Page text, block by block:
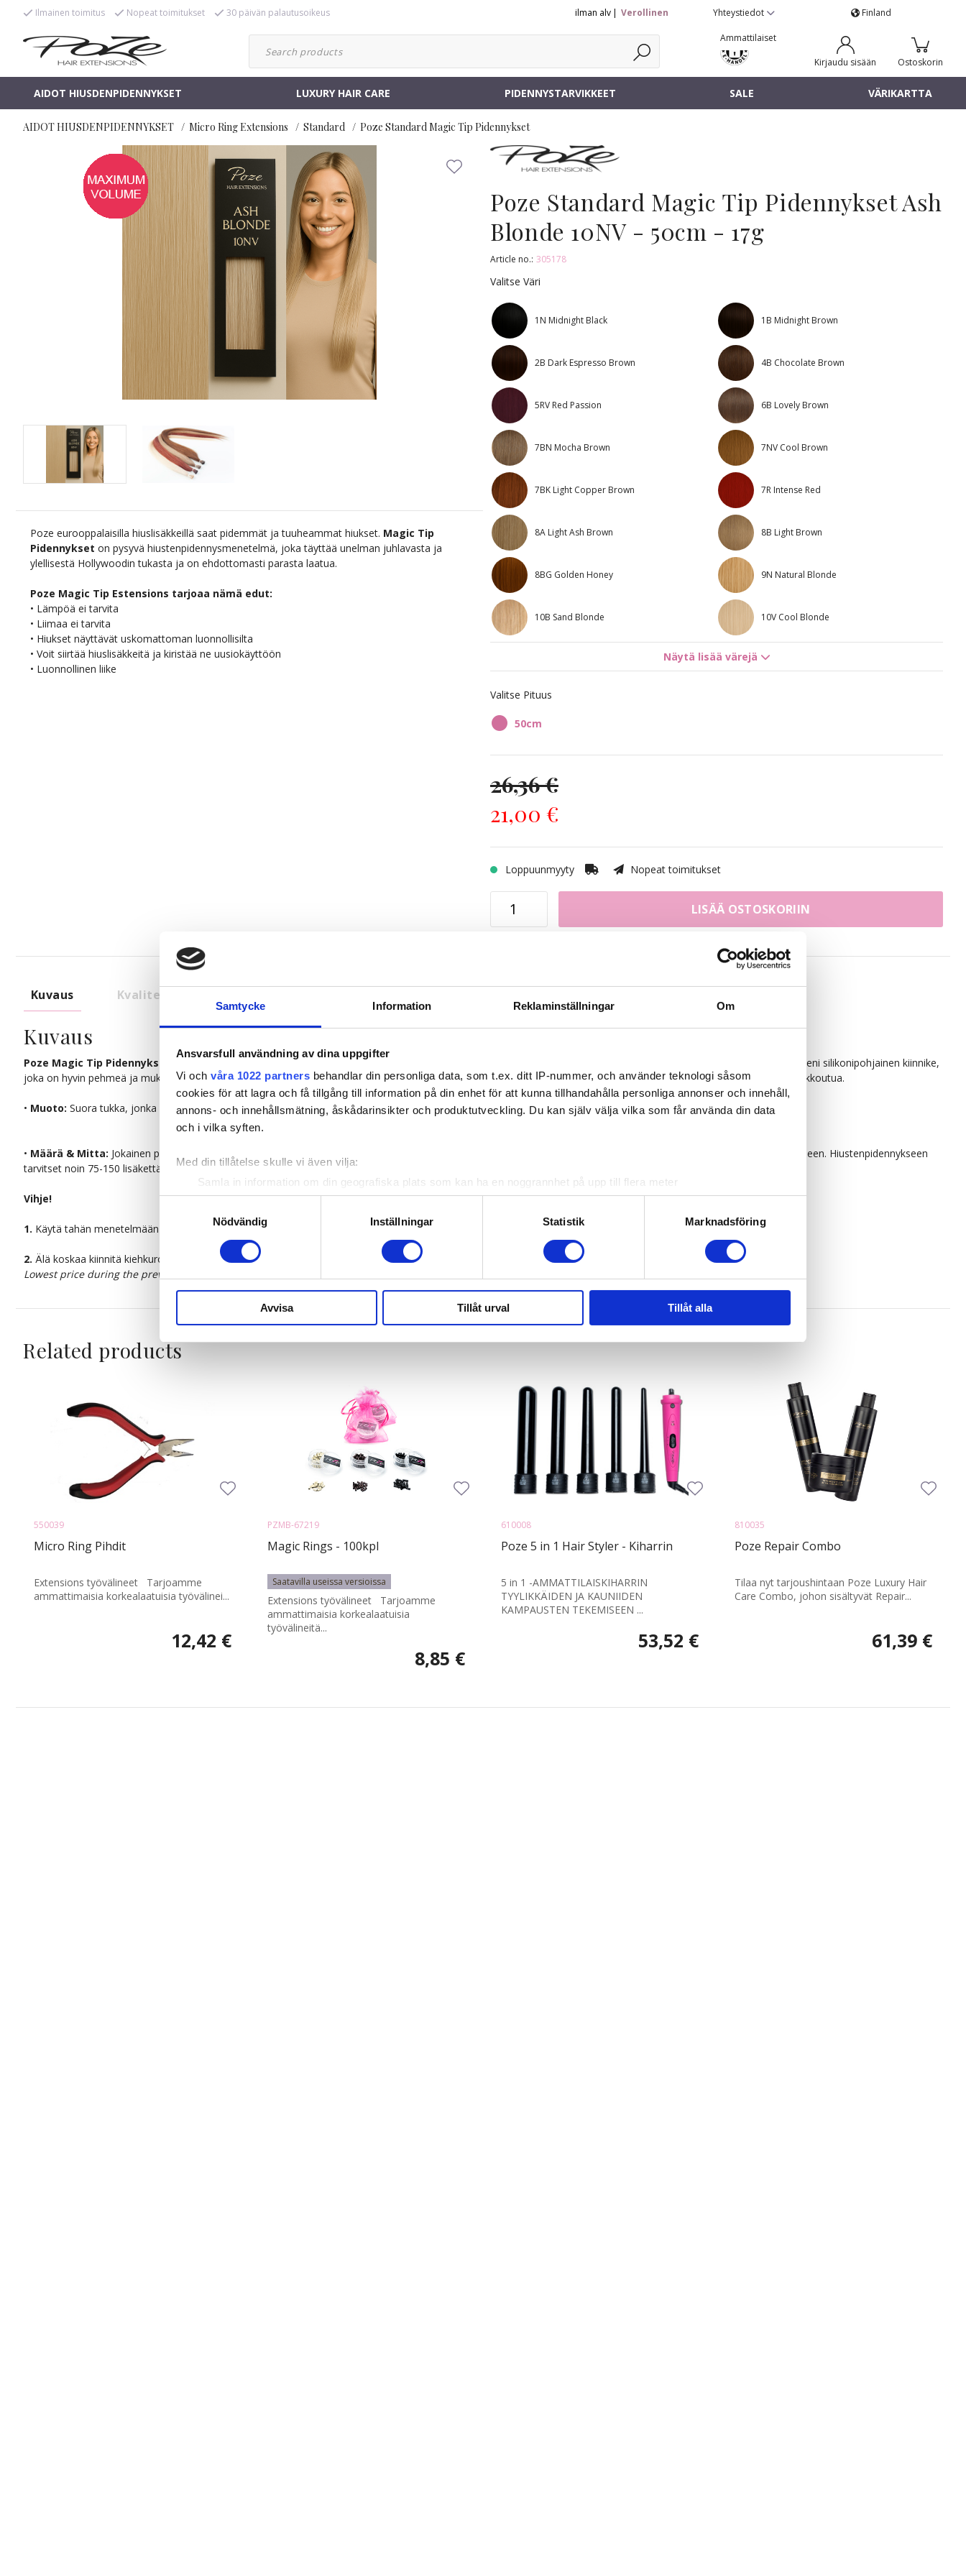
Samtycke Information Reklaminställningar Om
Ansvarsfull användning av dina uppgifter
Vi och våra 1022 partners behandlar din personliga data, som t.ex. ditt IP-nummer, och använder teknologi såsom
cookies för att lagra och få tillgång till information på din enhet för att kunna tillhandahålla personliga annonser och innehåll,
annons- och innehållsmätning, åskådarinsikter och produktutveckling. Du kan själv välja vilka som får använda din data
och i vilka syften.
Med din tillåtelse skulle vi även vilja:
Samla in information om din geografiska plats som kan ha en noggrannhet på upp till flera meter
Identifiera din enhet genom att aktivt skanna den för specifika kännetecken (fingeravtryck)
Ta reda på mer om hur dina personliga uppgifter behandlas och ställ in dina preferenser i
detaljsektionen. Du kan ändra
sociala medier och analysera vår trafik. Vi vidarebefordrar även sådana identifierare och annan information från din enhet
till de sociala medier och annons- och analysföretag som vi samarbetar med. Dessa kan i sin tur kombinera informationen
med annan information som du har tillhandahållit eller som de har samlat in när du har använt deras tjänster.
Nödvändig
Inställningar Statistik Marknadsföring
Avvisa Tillåt urval Tillåt alla
Ilmainen toimitus Nopeat toimitukset 30 päivän palautusoikeus ilman alv Verollinen Yhteystiedot
Ammattilaiset
Finland
Ostoskorin
Kirjaudu sisään
AIDOT HIUSDENPIDENNYKSET LUXURY HAIR CARE PIDENNYSTARVIKKEET SALE VÄRIKARTTA
AIDOT HIUSDENPIDENNYKSET Micro Ring Extensions Standard Poze Standard Magic Tip Pidennykset
Poze eurooppalaisilla hiuslisäkkeillä saat pidemmät ja tuuheammat hiukset. Magic Tip
Pidennykset on pysyvä hiustenpidennysmenetelmä, joka täyttää unelman juhlavasta ja
ylellisestä Hollywoodin tukasta ja on ehdottomasti parasta laatua.
Poze Magic Tip Estensions tarjoaa nämä edut:
• Lämpöä ei tarvita
• Liimaa ei tarvita
• Hiukset näyttävät uskomattoman luonnollisilta
• Voit siirtää hiuslisäkkeitä ja kiristää ne uusiokäyttöön
• Luonnollinen liike
Poze Standard Magic Tip Pidennykset Ash
Blonde 10NV - 50cm - 17g
Article no.: 305178
Valitse Väri
1N Midnight Black 1B Midnight Brown
2B Dark Espresso Brown 4B Chocolate Brown
5RV Red Passion 6B Lovely Brown
7BN Mocha Brown 7NV Cool Brown
7BK Light Copper Brown 7R Intense Red
8A Light Ash Brown 8B Light Brown
8BG Golden Honey 9N Natural Blonde
10B Sand Blonde 10V Cool Blonde
11G Gorgeous Gold
12NA Platinum
10B/11N Glam Blonde
7BN/10B Balayage
Näytä lisää värejä
Valitse Pituus
50cm
26,36 €
21,00 €
Loppuunmyyty Nopeat toimitukset
LISÄÄ OSTOSKORIIN
Kuvaus Kvalitet & Hoito
Kuvaus
Poze Magic Tip Pidennykset on uusi ja ainutlaatuinen tuote, jolla on monta etua. Sillä on muun muassa uuden sukupolven kiinnike nimeltä
, pieni silikonipohjainen kiinnike,
joka on hyvin pehmeä ja mukava. Tässä voit yksinkertaisella tavalla käyttää tukkaa uudelleen siirtämällä pidennyksiä. Vältät kovia, epämukavia kiinnikkeitä, jotka voivat rikkoutua.
• Muoto: Suora tukka, jonka voi myös muotoilla kihartimella tai suoristinraudalla.
• Määrä & Mitta: Jokainen paketti sisältää 20 lisäkettä, jotka ovat 50 sentin pituisia ja painavat 0,75 grammaa kappale. Tarvitset noin 40-60 lisäkettä tukan tuuhentamiseen. Hiustenpidennykseen
tarvitset noin 75-150 lisäkettä riippuen siitä kuinka paksu oma tukkasi on.
Vihje!
1. Käytä tahän menetelmään Magic Rings -renkaita saadaksesi parhaan tuloksen. Renkaat tilataan erikseen.
2. Älä koskaa kiinnitä kiehkuroita hiuspohjaan tai liian ylös niskaan jos haluat välttää näkyviä keratiinikiiinnikkeitä.
Lowest price during the previous 30 days before discount:
Related products
550039
Micro Ring Pihdit
Extensions työvälineet Tarjoamme
ammattimaisia korkealaatuisia työvälinei...
12,42 €
PZMB-67219
Magic Rings - 100kpl
Saatavilla useissa versioissa
Extensions työvälineet Tarjoamme
ammattimaisia korkealaatuisia
työvälineitä...
8,85 €
610008
Poze 5 in 1 Hair Styler - Kiharrin
5 in 1 -AMMATTILAISKIHARRIN
TYYLIKKÄIDEN JA KAUNIIDEN
KAMPAUSTEN TEKEMISEEN ...
53,52 €
810035
Poze Repair Combo
Tilaa nyt tarjoushintaan Poze Luxury Hair
Care Combo, johon sisältyvät Repair...
61,39 €